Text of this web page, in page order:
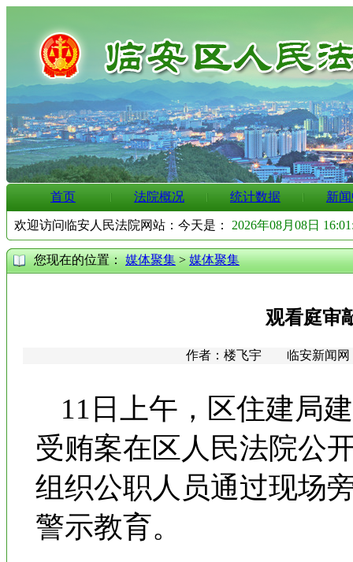
首页 法院概况 统计数据 新
欢迎访问临安人民法院网站：今天是： 2026年08月08日
您现在的位置：媒体聚集>媒体聚集
观看庭审
作者：楼飞宇 临安新闻网
11日上午，区住建局
受贿案在区人民法院公
组织公职人员通过现场
警示教育。